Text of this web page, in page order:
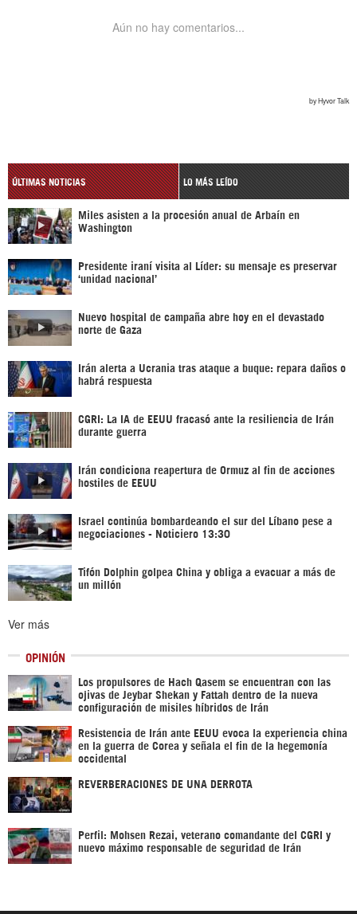
ÚLTIMAS NOTICIAS LO MÁS LEÍDO
Miles asisten a la procesión anual de Arbaín en
Washington
Presidente iraní visita al Líder: su mensaje es preservar
‘unidad nacional’
Nuevo hospital de campaña abre hoy en el devastado
norte de Gaza
Irán alerta a Ucrania tras ataque a buque: repara daños o
habrá respuesta
CGRI: La IA de EEUU fracasó ante la resiliencia de Irán
durante guerra
Irán condiciona reapertura de Ormuz al fin de acciones
hostiles de EEUU
Israel continúa bombardeando el sur del Líbano pese a
negociaciones - Noticiero 13:30
Tifón Dolphin golpea China y obliga a evacuar a más de
un millón
Ver más
OPINIÓN
Los propulsores de Hach Qasem se encuentran con las
ojivas de Jeybar Shekan y Fattah dentro de la nueva
configuración de misiles híbridos de Irán
Resistencia de Irán ante EEUU evoca la experiencia china
en la guerra de Corea y señala el fin de la hegemonía
occidental
REVERBERACIONES DE UNA DERROTA
Perfil: Mohsen Rezai, veterano comandante del CGRI y
nuevo máximo responsable de seguridad de Irán